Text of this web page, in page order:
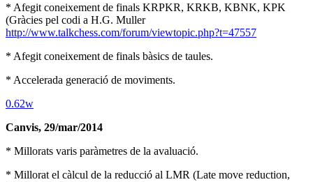
* Afegit coneixement de finals KRPKR, KRKB, KBNK, KPK
(Gràcies pel codi a H.G. Muller
http://www.talkchess.com/forum/viewtopic.php?t=47557
* Afegit coneixement de finals bàsics de taules.
* Accelerada generació de moviments.
0.62w
Canvis, 29/mar/2014
* Millorats varis paràmetres de la avaluació.
* Millorat el càlcul de la reducció al LMR (Late move reduction,